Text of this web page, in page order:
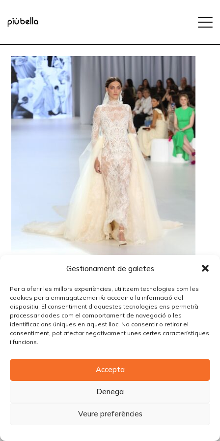
Gestionament de galetes
Per a oferir les millors experiències, utilitzem tecnologies com les
cookies per a emmagatzemar i/o accedir a la informació del
dispositiu. El consentiment d'aquestes tecnologies ens permetrà
processar dades com el comportament de navegació o les
identificacions úniques en aquest lloc. No consentir o retirar el
consentiment, pot afectar negativament unes certes característiques
i funcions.
Accepta
Denega
Veure preferències
© Copyright Piùbella Models Agency 2026
Designed ByCreative Corner Agency
Política de privacitat |Política de cookies|Avís legal
Carrer Tomàs Carreras Artau, nº 9 baixos, 17003, Girona